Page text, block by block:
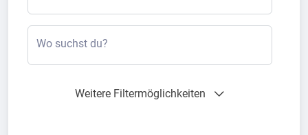
Wo suchst du?
Weitere Filtermöglichkeiten